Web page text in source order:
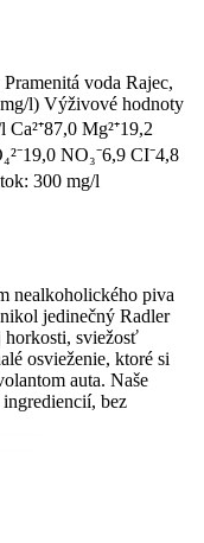
voda Rajec,
l) Výživové hodnoty
Mg²⁺19,2
NO₃⁻6,9 CI⁻4,8
300 mg/l
nealkoholického piva
jedinečný Radler
horkosti, sviežosť
osvieženie, ktoré si
auta. Naše
bez